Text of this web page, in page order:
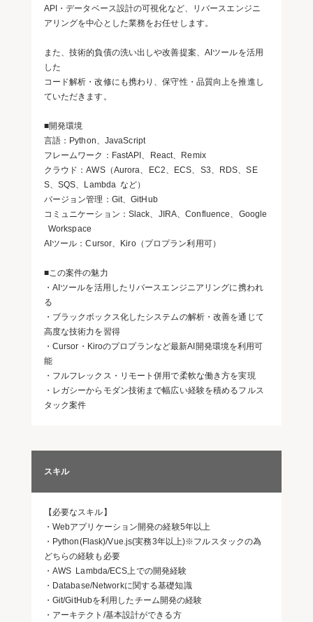
API・データベース設計の可視化など、リバースエンジニ
アリングを中心とした業務をお任せします。
また、技術的負債の洗い出しや改善提案、AIツールを活用
した
コード解析・改修にも携わり、保守性・品質向上を推進し
ていただきます。
■開発環境
言語：Python、JavaScript
フレームワーク：FastAPI、React、Remix
クラウド：AWS（Aurora、EC2、ECS、S3、RDS、SE
S、SQS、Lambda など）
バージョン管理：Git、GitHub
コミュニケーション：Slack、JIRA、Confluence、Google
Workspace
AIツール：Cursor、Kiro（プロプラン利用可）
■この案件の魅力
・AIツールを活用したリバースエンジニアリングに携われ
る
・ブラックボックス化したシステムの解析・改善を通じて
高度な技術力を習得
・Cursor・Kiroのプロプランなど最新AI開発環境を利用可
能
・フルフレックス・リモート併用で柔軟な働き方を実現
・レガシーからモダン技術まで幅広い経験を積めるフルス
タック案件
スキル
【必要なスキル】
・Webアプリケーション開発の経験5年以上
・Python(Flask)/Vue.js(実務3年以上)※フルスタックの為
どちらの経験も必要
・AWS Lambda/ECS上での開発経験
・Database/Networkに関する基礎知識
・Git/GitHubを利用したチーム開発の経験
・アーキテクト/基本設計ができる方